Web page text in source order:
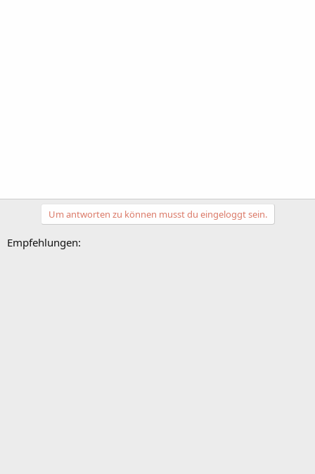
Um antworten zu können musst du eingeloggt sein.
Empfehlungen: